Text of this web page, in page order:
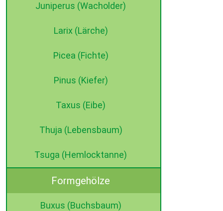
Juniperus (Wacholder)
Larix (Lärche)
Picea (Fichte)
Pinus (Kiefer)
Taxus (Eibe)
Thuja (Lebensbaum)
Tsuga (Hemlocktanne)
Formgehölze
Buxus (Buchsbaum)